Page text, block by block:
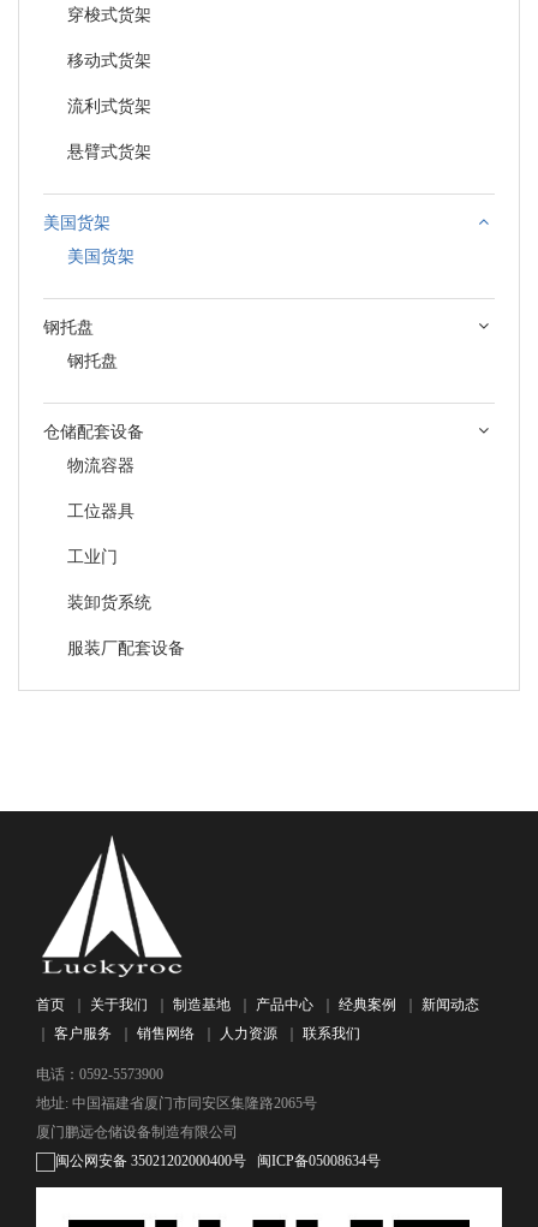
穿梭式货架
移动式货架
流利式货架
悬臂式货架
美国货架
美国货架
钢托盘
钢托盘
仓储配套设备
物流容器
工位器具
工业门
装卸货系统
服装厂配套设备
首页 ｜ 关于我们 ｜ 制造基地 ｜ 产品中心 ｜ 经典案例 ｜ 新闻动态
｜ 客户服务 ｜ 销售网络 ｜ 人力资源 ｜ 联系我们
电话：0592-5573900
地址: 中国福建省厦门市同安区集隆路2065号
厦门鹏远仓储设备制造有限公司
闽公网安备 35021202000400号
闽ICP备05008634号